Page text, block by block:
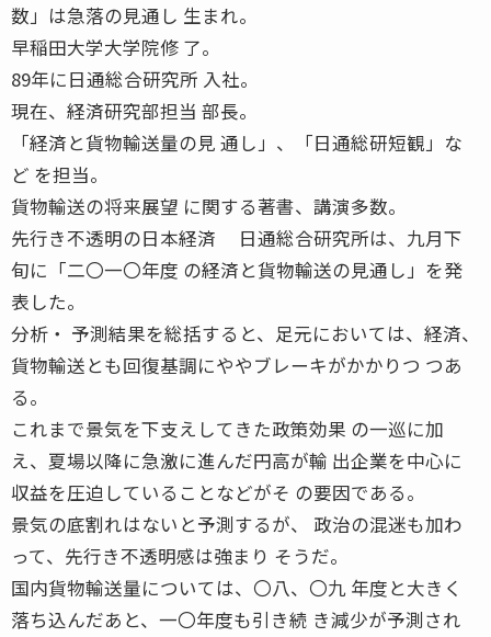
数」は急落の見通し 生まれ。
早稲田大学大学院修 了。
89年に日通総合研究所 入社。
現在、経済研究部担当 部長。
「経済と貨物輸送量の見 通し」、「日通総研短観」な
ど を担当。
貨物輸送の将来展望 に関する著書、講演多数。
先行き不透明の日本経済 日通総合研究所は、九月下
旬に「二〇一〇年度 の経済と貨物輸送の見通し」を発
表した。
分析・ 予測結果を総括すると、足元においては、経済、
貨物輸送とも回復基調にややブレーキがかかりつ つあ
る。
これまで景気を下支えしてきた政策効果 の一巡に加
え、夏場以降に急激に進んだ円高が輸 出企業を中心に
収益を圧迫していることなどがそ の要因である。
景気の底割れはないと予測するが、 政治の混迷も加わ
って、先行き不透明感は強まり そうだ。
国内貨物輸送量については、〇八、〇九 年度と大きく
落ち込んだあと、一〇年度も引き続 き減少が予測され